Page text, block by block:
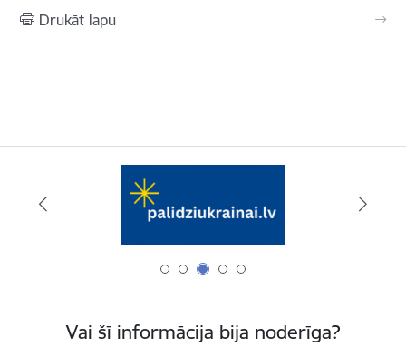
Drukāt lapu
Vai šī informācija bija noderīga?